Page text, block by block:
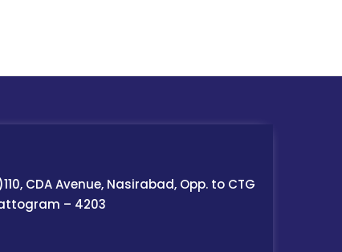
CDA Avenue, Nasirabad, Opp. to CTG
– 4203